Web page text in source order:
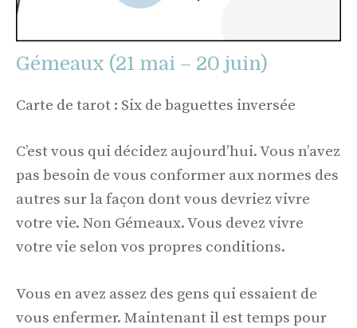
Gémeaux (21 mai – 20 juin)
Carte de tarot : Six de baguettes inversée
C’est vous qui décidez aujourd’hui. Vous n’avez
pas besoin de vous conformer aux normes des
autres sur la façon dont vous devriez vivre
votre vie. Non Gémeaux. Vous devez vivre
votre vie selon vos propres conditions.
Vous en avez assez des gens qui essaient de
vous enfermer. Maintenant il est temps pour